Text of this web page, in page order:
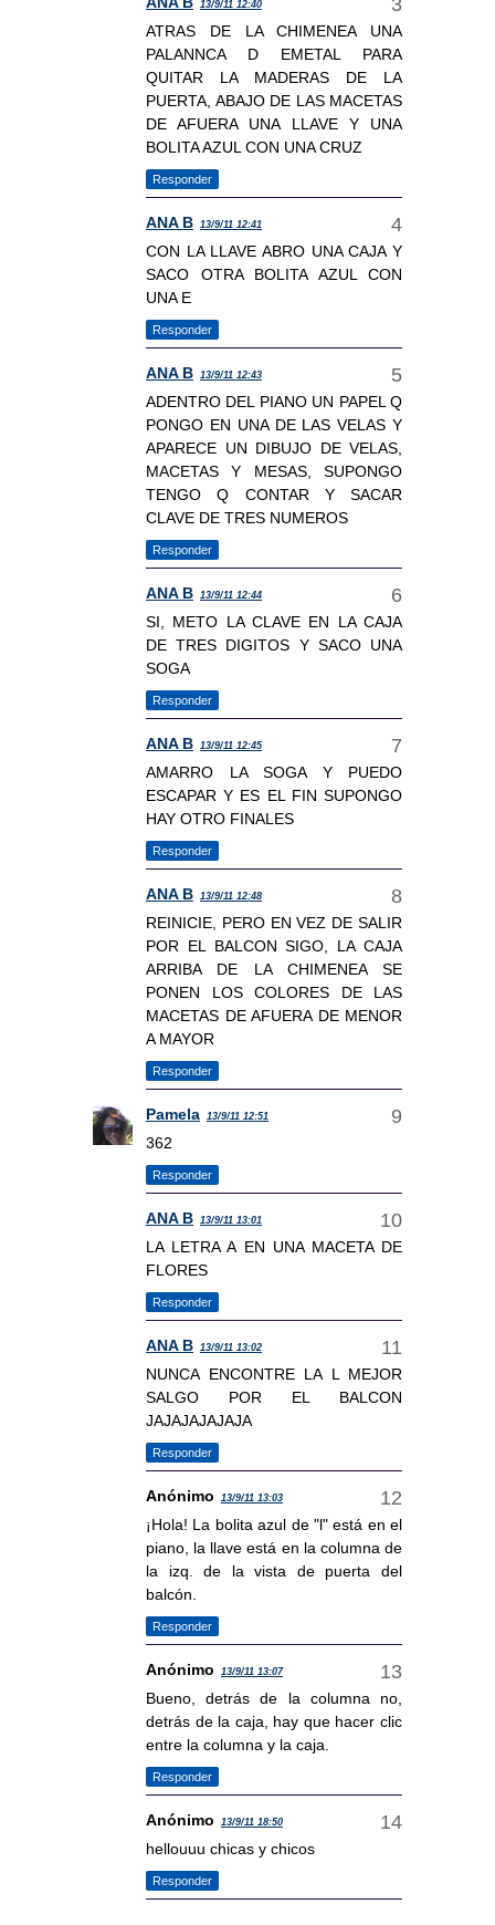
13/9/11 12:40
ATRAS DE LA CHIMENEA UNA
PALANNCA D EMETAL PARA
QUITAR LA MADERAS DE LA
PUERTA, ABAJO DE LAS MACETAS
DE AFUERA UNA LLAVE Y UNA
BOLITA AZUL CON UNA CRUZ
Responder
ANA B 13/9/11 12:41
CON LA LLAVE ABRO UNA CAJA Y
SACO OTRA BOLITA AZUL CON
UNA E
Responder
ANA B 13/9/11 12:43
ADENTRO DEL PIANO UN PAPEL Q
PONGO EN UNA DE LAS VELAS Y
APARECE UN DIBUJO DE VELAS,
MACETAS Y MESAS, SUPONGO
TENGO Q CONTAR Y SACAR
CLAVE DE TRES NUMEROS
Responder
ANA B 13/9/11 12:44
SI, METO LA CLAVE EN LA CAJA
DE TRES DIGITOS Y SACO UNA
SOGA
Responder
ANA B 13/9/11 12:45
AMARRO LA SOGA Y PUEDO
ESCAPAR Y ES EL FIN SUPONGO
HAY OTRO FINALES
Responder
ANA B 13/9/11 12:48
REINICIE, PERO EN VEZ DE SALIR
POR EL BALCON SIGO, LA CAJA
ARRIBA DE LA CHIMENEA SE
PONEN LOS COLORES DE LAS
MACETAS DE AFUERA DE MENOR
A MAYOR
Responder
Pamela 13/9/11 12:51
362
Responder
ANA B 13/9/11 13:01
LA LETRA A EN UNA MACETA DE
FLORES
Responder
ANA B 13/9/11 13:02
NUNCA ENCONTRE LA L MEJOR
SALGO POR EL BALCON
JAJAJAJAJAJA
Responder
Anónimo 13/9/11 13:03
¡Hola! La bolita azul de "l" está en el
piano, la llave está en la columna de
la izq. de la vista de puerta del
balcón.
Responder
Anónimo 13/9/11 13:07
Bueno, detrás de la columna no,
detrás de la caja, hay que hacer clic
entre la columna y la caja.
Responder
Anónimo 13/9/11 18:50
hellouuu chicas y chicos
Responder